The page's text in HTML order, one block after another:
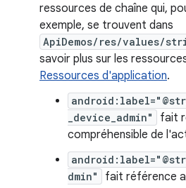
ressources de chaîne qui,
exemple, se trouvent dans
ApiDemos/res/values/
savoir plus sur les
Ressources d'application.
_device_admin"
fait
compréhensible de
dmin"
fait référence